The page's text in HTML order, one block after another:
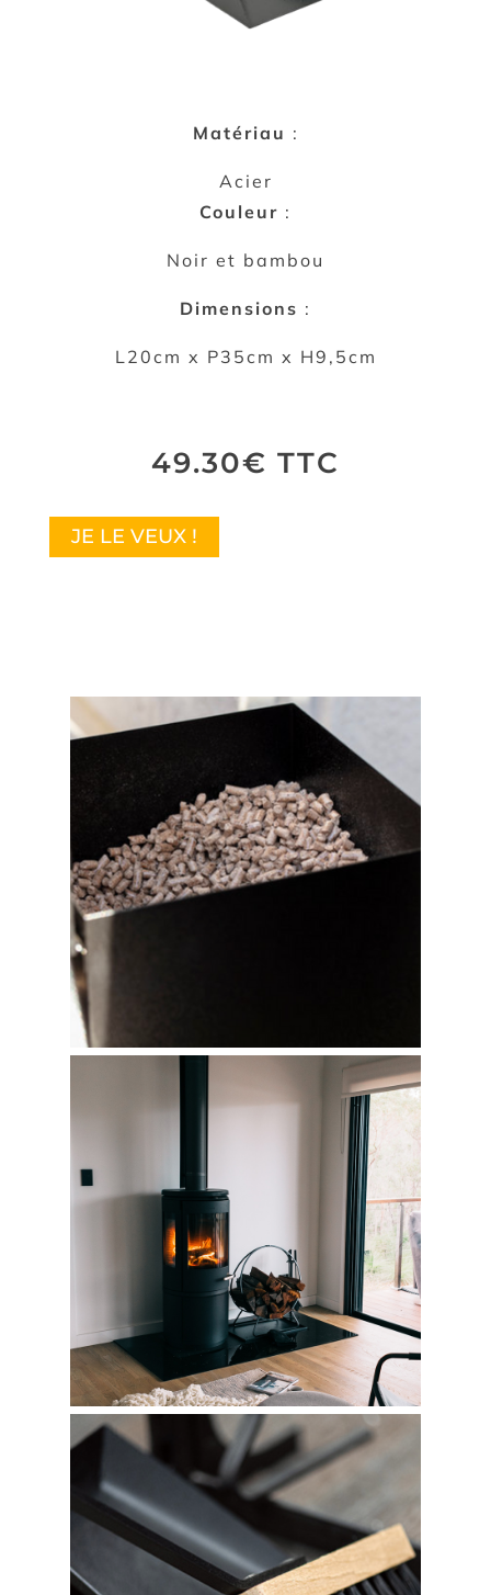
Matériau :
Acier
Couleur :
Noir et bambou
Dimensions :
L20cm x P35cm x H9,5cm
49.30€ TTC
JE LE VEUX !